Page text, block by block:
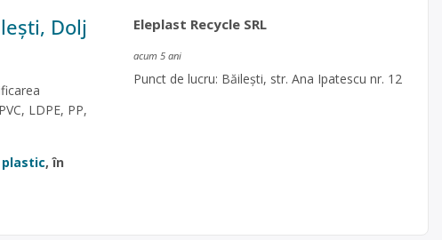
Dolj
LDPE, PP,
plastic, în
Eleplast Recycle SRL
acum 5 ani
Punct de lucru: Băilești, str. Ana Ipatescu nr. 12